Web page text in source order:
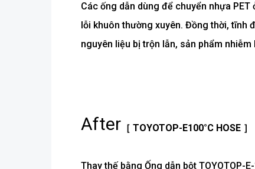
Các ống dẫn dùng để chuyển nhựa
lỗi khuôn thường xuyên. Đồng thời, tĩnh
nguyên liệu bị trộn lẫn, sản phẩm
After ［ TOYOTOP-E100°C HOSE ］
Thay thế bằng Ống dẫn bột